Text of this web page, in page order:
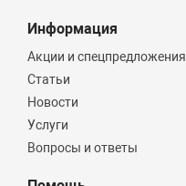
Информация
Акции и спецпредложения
Статьи
Новости
Услуги
Вопросы и ответы